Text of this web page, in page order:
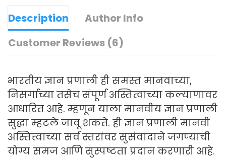
Description
Author Info
Customer Reviews (6)
भारतीय ज्ञान प्रणाली ही समस्त मानवाच्या,
निसर्गाच्या तसेच संपूर्ण अस्तित्वाच्या कल्याणावर
आधारित आहे. म्हणून याला मानवीय ज्ञान प्रणाली
सुद्धा म्हटले जावू शकते. ही ज्ञान प्रणाली मानवी
अस्तित्त्वाच्या सर्व स्तरांवर सुसंवादाने जगण्याची
योग्य समज आणि सुस्पष्टता प्रदान करणारी आहे.